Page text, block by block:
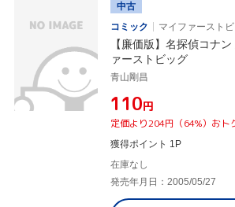
中古
コミック
マイファースト
【廉価版】名探偵コナ
ァーストビッグ
青山剛昌
¥110円
定価より204円（64%）おト
獲得ポイント 1P
在庫なし
発売年月日：2005/05/27